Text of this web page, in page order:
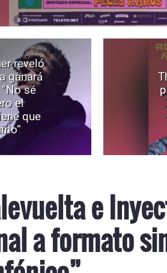
reveló
ganará
sé
el
que
e
a formato